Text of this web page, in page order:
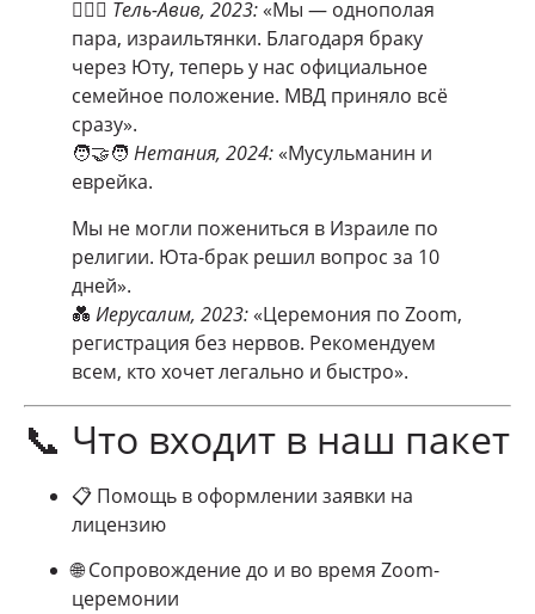
👩‍❤️‍👩 Тель-Авив, 2023: «Мы — однополая
пара, израильтянки. Благодаря браку
через Юту, теперь у нас официальное
семейное положение. МВД приняло всё
сразу».
🧑‍🤝‍🧑 Нетания, 2024: «Мусульманин и
еврейка.
Мы не могли пожениться в Израиле по
религии. Юта-брак решил вопрос за 10
дней».
💑 Иерусалим, 2023: «Церемония по Zoom,
регистрация без нервов. Рекомендуем
всем, кто хочет легально и быстро».
📞 Что входит в наш пакет
📋 Помощь в оформлении заявки на
лицензию
🌐 Сопровождение до и во время Zoom-
церемонии